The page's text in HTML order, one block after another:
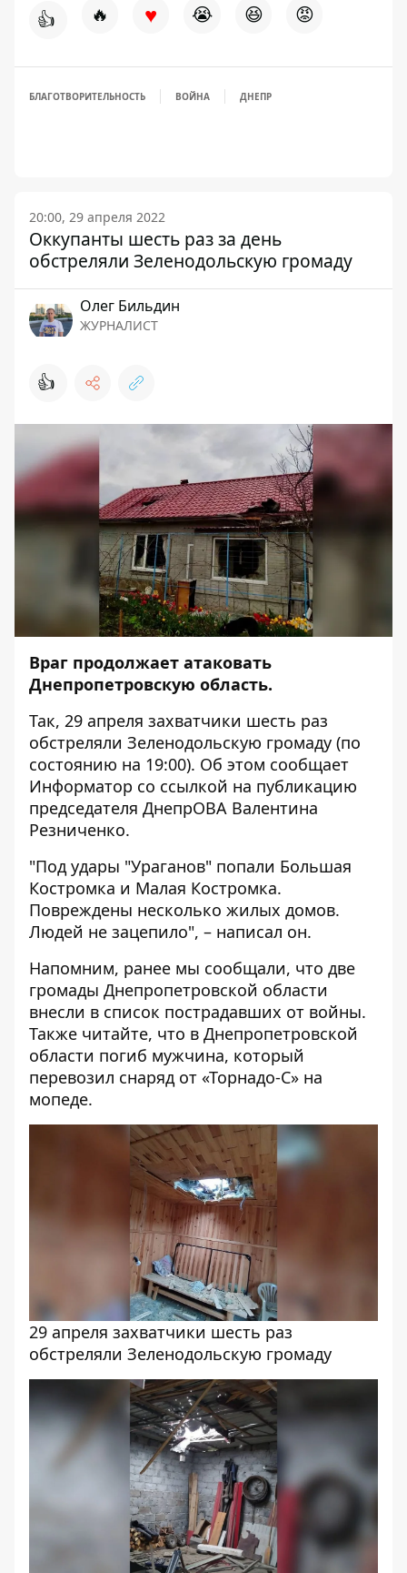
👍 🔥 ♥ 😭 😆 😡
БЛАГОТВОРИТЕЛЬНОСТЬ ВОЙНА ДНЕПР
20:00, 29 апреля 2022
Оккупанты шесть раз за день
обстреляли Зеленодольскую громаду
Олег Бильдин
ЖУРНАЛИСТ
👍
Враг продолжает атаковать
Днепропетровскую область.
Так, 29 апреля захватчики шесть раз
обстреляли Зеленодольскую громаду (по
состоянию на 19:00). Об этом сообщает
Информатор со ссылкой на публикацию
председателя ДнепрОВА Валентина
Резниченко.
"Под удары "Ураганов" попали Большая
Костромка и Малая Костромка.
Повреждены несколько жилых домов.
Людей не зацепило", – написал он.
Напомним, ранее мы сообщали, что две
громады Днепропетровской области
внесли в список пострадавших от войны.
Также читайте, что в Днепропетровской
области погиб мужчина, который
перевозил снаряд от «Торнадо-С» на
мопеде.
29 апреля захватчики шесть раз
обстреляли Зеленодольскую громаду